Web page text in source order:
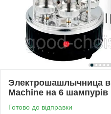
Электрошашлычница
Machine на 6
Готово до відправки